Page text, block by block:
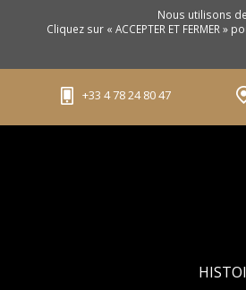
+33 4 78 24 80 47
Nous utilisons
Cliquez sur « ACCEPTER ET